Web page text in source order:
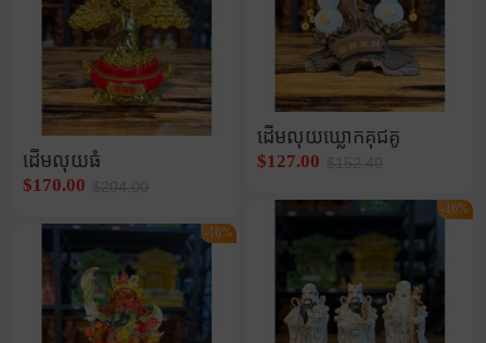
ដើមលុយធំ
$170.00 $204.00
-16%
ដើមលុយឃ្លោកគុជគូ
$127.00 $152.40
-16%